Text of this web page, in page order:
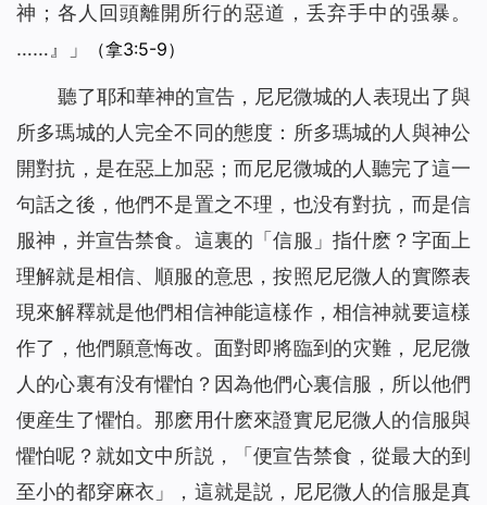
神；各人回頭離開所行的惡道，丢弃手中的强暴。
……』」
（拿3:5-9）
聽了耶和華神的宣告，尼尼微城的人表現出了與
所多瑪城的人完全不同的態度：所多瑪城的人與神公
開對抗，是在惡上加惡；而尼尼微城的人聽完了這一
句話之後，他們不是置之不理，也没有對抗，而是信
服神，并宣告禁食。這裏的「信服」指什麽？字面上
理解就是相信、順服的意思，按照尼尼微人的實際表
現來解釋就是他們相信神能這樣作，相信神就要這樣
作了，他們願意悔改。面對即將臨到的灾難，尼尼微
人的心裏有没有懼怕？因為他們心裏信服，所以他們
便産生了懼怕。那麽用什麽來證實尼尼微人的信服與
懼怕呢？就如文中所説，「便宣告禁食，從最大的到
至小的都穿麻衣」，這就是説，尼尼微人的信服是真